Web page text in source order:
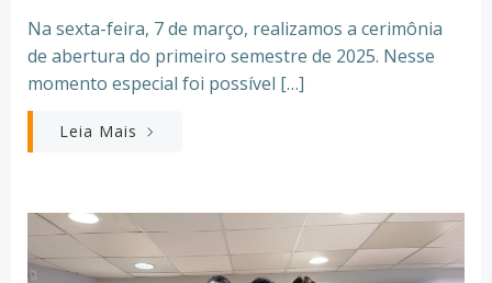
Na sexta-feira, 7 de março, realizamos a cerimônia
de abertura do primeiro semestre de 2025. Nesse
momento especial foi possível […]
Leia Mais